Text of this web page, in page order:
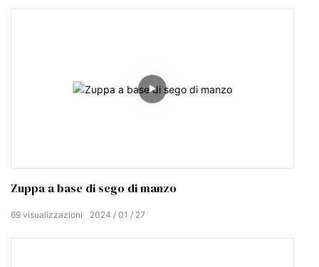
davvero appetitosa. È un'opzione fantastica per il tuo
Zuppa a base di sego di manzo
2024 01 27
69 visualizzazioni